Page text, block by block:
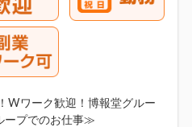
Wワーク歓迎！博報堂グルー
ープでのお仕事≫